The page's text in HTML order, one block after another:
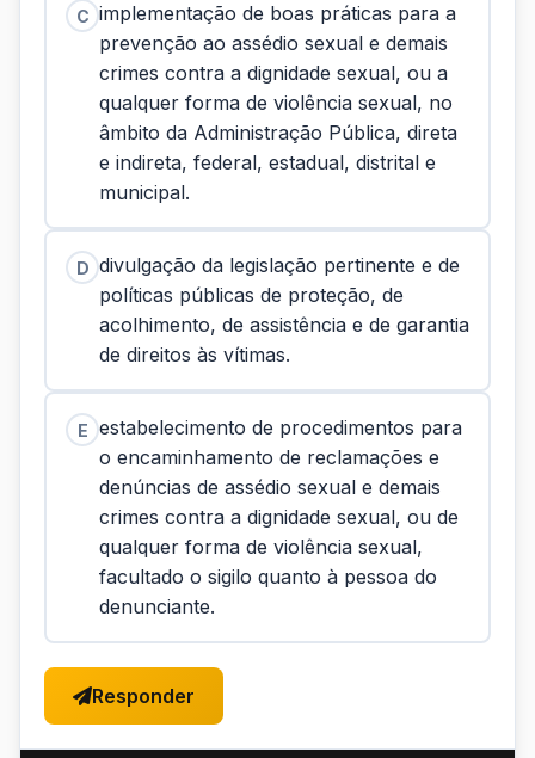
C implementação de boas práticas para a
prevenção ao assédio sexual e demais
crimes contra a dignidade sexual, ou a
qualquer forma de violência sexual, no
âmbito da Administração Pública, direta
e indireta, federal, estadual, distrital e
municipal.
D divulgação da legislação pertinente e de
políticas públicas de proteção, de
acolhimento, de assistência e de garantia
de direitos às vítimas.
E estabelecimento de procedimentos para
o encaminhamento de reclamações e
denúncias de assédio sexual e demais
crimes contra a dignidade sexual, ou de
qualquer forma de violência sexual,
facultado o sigilo quanto à pessoa do
denunciante.
Responder